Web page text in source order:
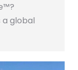
global